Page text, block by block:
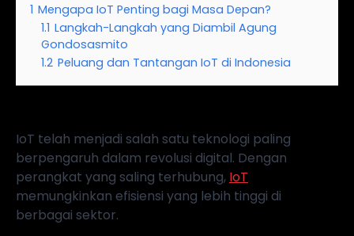
1 Mengapa IoT Penting bagi Masa Depan?
1.1 Langkah-Langkah yang Diambil Agung
Gondosasmito
1.2 Peluang dan Tantangan IoT di Indonesia
IoT telah menjadi salah satu teknologi paling
berpengaruh dalam revolusi digital. Dengan
perangkat yang saling terhubung, IoT
memungkinkan efisiensi yang lebih tinggi di
berbagai sektor.